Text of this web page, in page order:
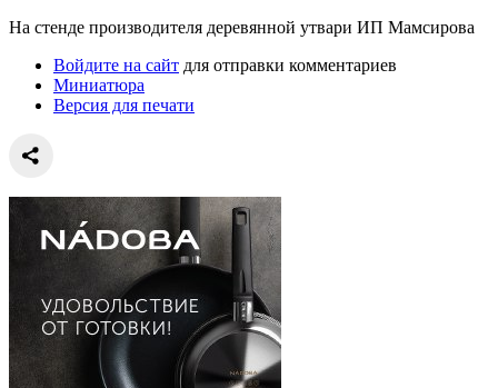
На стенде производителя деревянной утвари ИП Мамсирова
Войдите на сайт для отправки комментариев
Миниатюра
Версия для печати